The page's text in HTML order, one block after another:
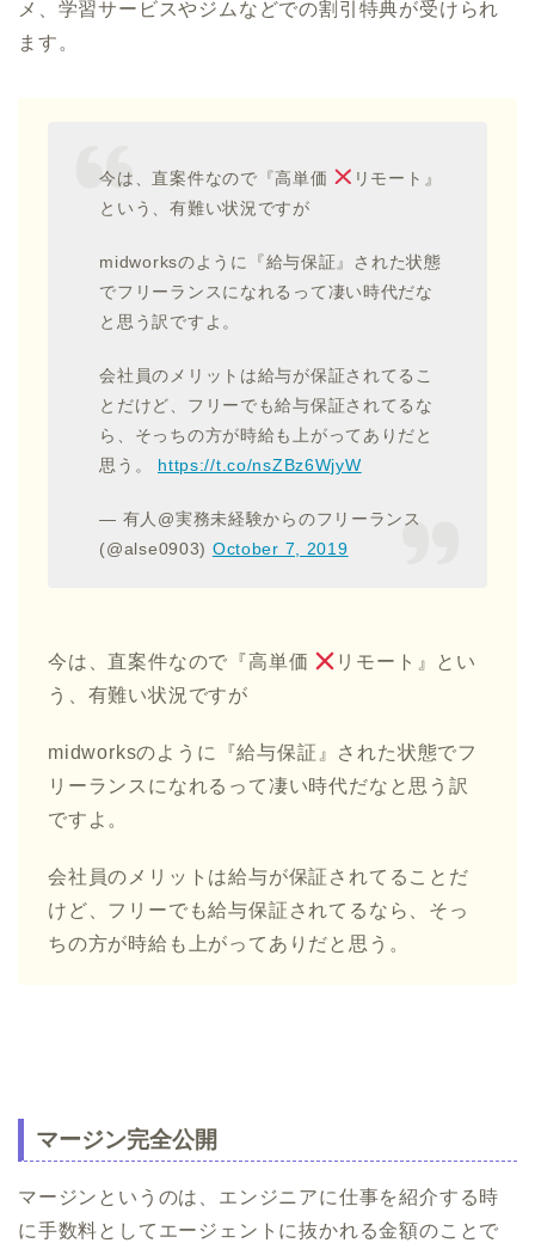
メ、学習サービスやジムなどでの割引特典が受けられ
ます。
今は、直案件なので『高単価
リモート』
という、有難い状況ですが
midworksのように『給与保証』された状態
でフリーランスになれるって凄い時代だな
と思う訳ですよ。
会社員のメリットは給与が保証されてるこ
とだけど、フリーでも給与保証されてるな
ら、そっちの方が時給も上がってありだと
思う。 https://t.co/nsZBz6WjyW
— 有人@実務未経験からのフリーランス
(@alse0903) October 7, 2019
今は、直案件なので『高単価
リモート』とい
う、有難い状況ですが
midworksのように『給与保証』された状態でフ
リーランスになれるって凄い時代だなと思う訳
ですよ。
会社員のメリットは給与が保証されてることだ
けど、フリーでも給与保証されてるなら、そっ
ちの方が時給も上がってありだと思う。
マージン完全公開
マージンというのは、エンジニアに仕事を紹介する時
に手数料としてエージェントに抜かれる金額のことで